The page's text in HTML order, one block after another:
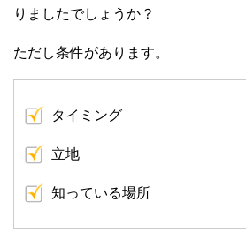
りましたでしょうか？
ただし条件があります。
タイミング
立地
知っている場所